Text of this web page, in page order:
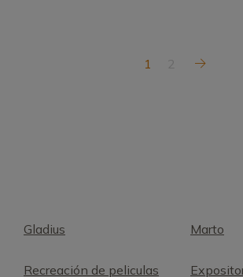
1 2
Gladius Marto
Recreación de peliculas